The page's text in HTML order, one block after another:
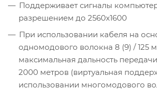
Поддерживает сигналы
разрешением до 2560x1600
При использовании кабеля на
одномодового волокна 8 (9) / 125
максимальная дальность
2000 метров (виртуальная
использовании многомодового